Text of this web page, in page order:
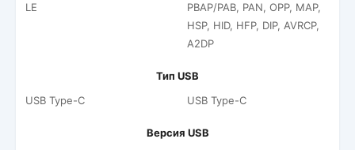
LE
PBAP/PAB, PAN, OPP, MAP,
HSP, HID, HFP, DIP, AVRCP,
A2DP
Тип USB
USB Type-C
USB Type-C
Версия USB